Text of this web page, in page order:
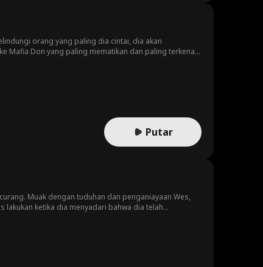
orang yang paling dia cintai, dia akan
Mafia Don yang paling mematikan dan paling terkenal
Putar
Muak dengan tuduhan dan penganiayaan Wes,
lakukan ketika dia menyadari bahwa dia telah